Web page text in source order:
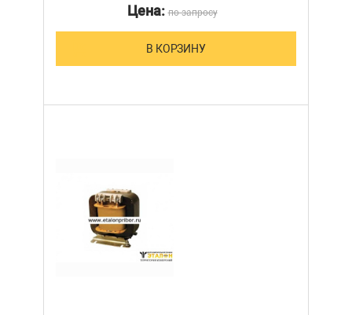
Цена:по запросу
В КОРЗИНУ